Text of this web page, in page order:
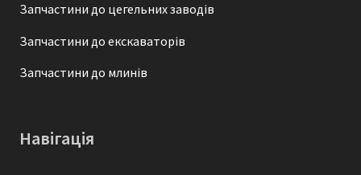
Запчастини до цегельних заводів
Запчастини до екскаваторів
Запчастини до млинів
Навігація